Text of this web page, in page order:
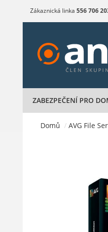
Zákaznická linka 556 706
ZABEZPEČENÍ PRO
Domů / AVG File